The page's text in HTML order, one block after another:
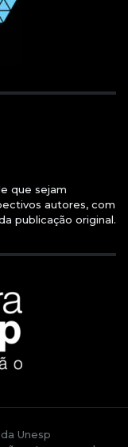
que sejam
autores, com
publicação original.
Unesp